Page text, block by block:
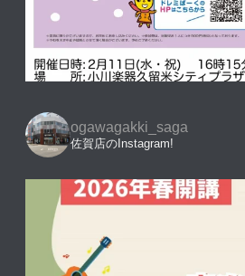
ogawagakki_saga
佐賀店のInstagram!